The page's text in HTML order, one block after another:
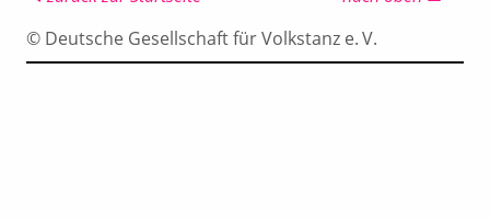
© Deutsche Gesellschaft für Volkstanz e. V.